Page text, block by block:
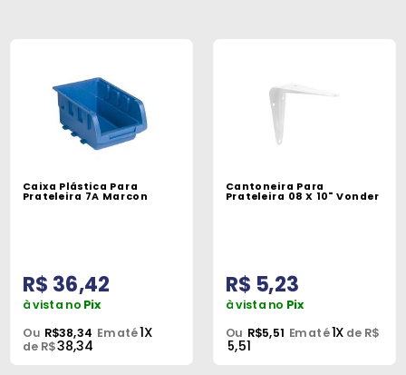
Caixa Plástica Para
Prateleira 7A Marcon
R$ 36,42
à vista no Pix
Ou R$38,34 Em até1X
de R$38,34
Cantoneira Para
Prateleira 08 X 10" Vonder
R$ 5,23
à vista no Pix
Ou R$5,51 Em até1X de R$
5,51